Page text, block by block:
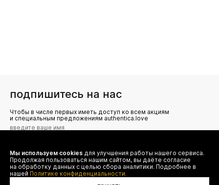
подпишитесь на нас
Чтобы в числе первых иметь доступ ко всем акциям
и специальным предложениям authentica.love
Я даю согласие на сбор, обработку и хранение моих
персональных данных (имя, email, телефон) для получения
рекламных и информационных рассылок от ООО 'БТ
Юнайтед', а также ознакомлен(а) с
Политикой конфиденциальности
Мы используем cookies для улучшения работы нашего сервиса.
Продолжая пользоваться нашим сайтом, вы даёте согласие
на обработку данных с целью сбора аналитики. Подробнее в
нашей Политике конфиденциальности.